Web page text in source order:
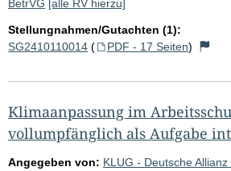
BetrVG [alle RV hierzu]
Stellungnahmen/Gutachten (1):
SG2410110014 ( PDF - 17 Seiten)
Klimaanpassung im
vollumpfänglich als Aufgabe
Angegeben von: KLUG - Deutsche